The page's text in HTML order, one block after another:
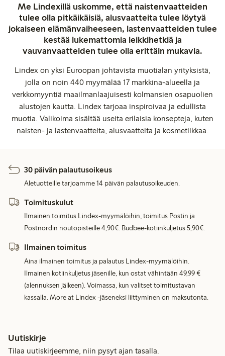
Me Lindexillä uskomme, että naistenvaatteiden
tulee olla pitkäikäisiä, alusvaatteita tulee löytyä
jokaiseen elämänvaiheeseen, lastenvaatteiden tulee
kestää lukemattomia leikkihetkiä ja
vauvanvaatteiden tulee olla erittäin mukavia.
Lindex on yksi Euroopan johtavista muotialan yrityksistä,
jolla on noin 440 myymälää 17 markkina-alueella ja
verkkomyyntiä maailmanlaajuisesti kolmansien osapuolien
alustojen kautta. Lindex tarjoaa inspiroivaa ja edullista
muotia. Valikoima sisältää useita erilaisia konsepteja, kuten
naisten- ja lastenvaatteita, alusvaatteita ja kosmetiikkaa.
30 päivän palautusoikeus
Aletuotteille tarjoamme 14 päivän palautusoikeuden.
Toimituskulut
Ilmainen toimitus Lindex-myymälöihin, toimitus Postin ja
Postnordin noutopisteille 4,90€. Budbee-kotiinkuljetus 5,90€.
Ilmainen toimitus
Aina ilmainen toimitus ja palautus Lindex-myymälöihin.
Ilmainen kotiinkuljetus jäsenille, kun ostat vähintään 49,99 €
(alennuksen jälkeen). Voimassa, kun valitset toimitustavan
kassalla. More at Lindex -jäseneksi liittyminen on maksutonta.
Uutiskirje
Tilaa uutiskirjeemme, niin pysyt ajan tasalla.